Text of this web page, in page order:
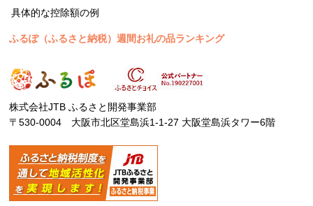
具体的な控除額の例
ふるぽ（ふるさと納税）週間お礼の品ランキング
株式会社JTB ふるさと開発事業部
〒530-0004 大阪市北区堂島浜1-1-27 大阪堂島浜タワー6階